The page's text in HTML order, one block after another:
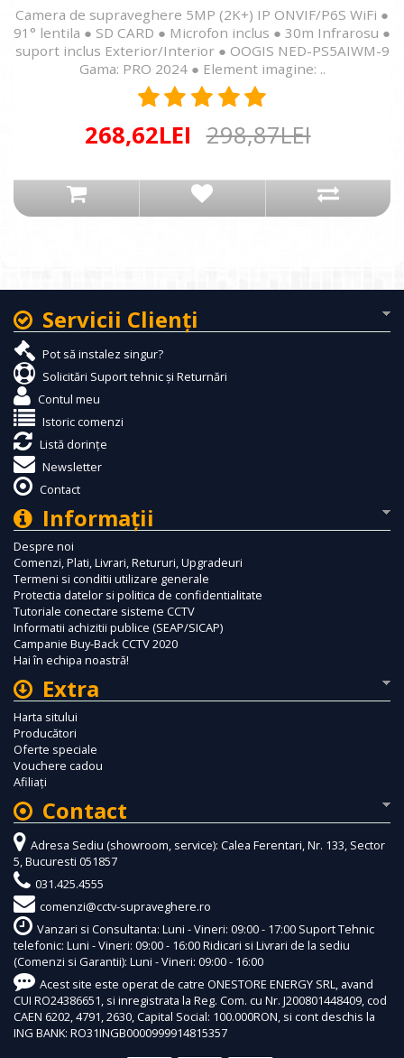
Camera de supraveghere 5MP (2K+) IP ONVIF/P6S WiFi ●
91° lentila ● SD CARD ● Microfon inclus ● 30m Infrarosu ●
suport inclus Exterior/Interior ● OOGIS NED-PS5AIWM-9
Gama: PRO 2024 ● Element imagine: ..
268,62LEI 298,87LEI
Servicii Clienţi
Pot să instalez singur?
Solicitări Suport tehnic și Returnări
Contul meu
Istoric comenzi
Listă dorințe
Newsletter
Contact
Informaţii
Despre noi
Comenzi, Plati, Livrari, Retururi, Upgradeuri
Termeni si conditii utilizare generale
Protectia datelor si politica de confidentialitate
Tutoriale conectare sisteme CCTV
Informatii achizitii publice (SEAP/SICAP)
Campanie Buy-Back CCTV 2020
Hai în echipa noastră!
Extra
Harta sitului
Producători
Oferte speciale
Vouchere cadou
Afiliaţi
Contact
Adresa Sediu (showroom, service): Calea Ferentari, Nr. 133, Sector
5, Bucuresti 051857
031.425.4555
comenzi@cctv-supraveghere.ro
Vanzari si Consultanta: Luni - Vineri: 09:00 - 17:00 Suport Tehnic
telefonic: Luni - Vineri: 09:00 - 16:00 Ridicari si Livrari de la sediu
(Comenzi si Garantii): Luni - Vineri: 09:00 - 16:00
Acest site este operat de catre ONESTORE ENERGY SRL, avand
CUI RO24386651, si inregistrata la Reg. Com. cu Nr. J200801448409, cod
CAEN 6202, 4791, 2630, Capital Social: 100.000RON, si cont deschis la
ING BANK: RO31INGB0000999914815357